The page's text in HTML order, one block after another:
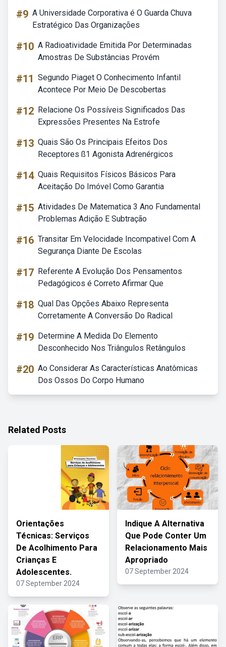
#9 A Universidade Corporativa é O Guarda Chuva
Estratégico Das Organizações
#10 A Radioatividade Emitida Por Determinadas
Amostras De Substâncias Provém
#11 Segundo Piaget O Conhecimento Infantil
Acontece Por Meio De Descobertas
#12 Relacione Os Possíveis Significados Das
Expressões Presentes Na Estrofe
#13 Quais São Os Principais Efeitos Dos
Receptores ß1 Agonista Adrenérgicos
#14 Quais Requisitos Físicos Básicos Para
Aceitação Do Imóvel Como Garantia
#15 Atividades De Matematica 3 Ano Fundamental
Problemas Adição E Subtração
#16 Transitar Em Velocidade Incompativel Com A
Segurança Diante De Escolas
#17 Referente A Evolução Dos Pensamentos
Pedagógicos é Correto Afirmar Que
#18 Qual Das Opções Abaixo Representa
Corretamente A Conversão Do Radical
#19 Determine A Medida Do Elemento
Desconhecido Nos Triângulos Retângulos
#20 Ao Considerar As Características Anatômicas
Dos Ossos Do Corpo Humano
Related Posts
Orientações
Técnicas: Serviços
De Acolhimento Para
Crianças E
Adolescentes.
07 September 2024
Indique A Alternativa
Que Pode Conter Um
Relacionamento Mais
Apropriado
07 September 2024